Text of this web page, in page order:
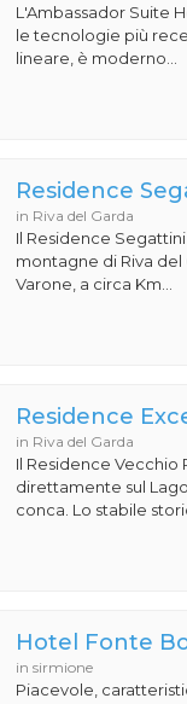
L'Ambassador Suite
le tecnologie più
lineare, è moderno...
Residence
in Riva del Garda
Il Residence
montagne di Riva del
Varone, a circa Km...
Residence
in Riva del Garda
Il Residence Vecchio
direttamente sul
conca. Lo stabile
Hotel Fonte
in sirmione
Piacevole,